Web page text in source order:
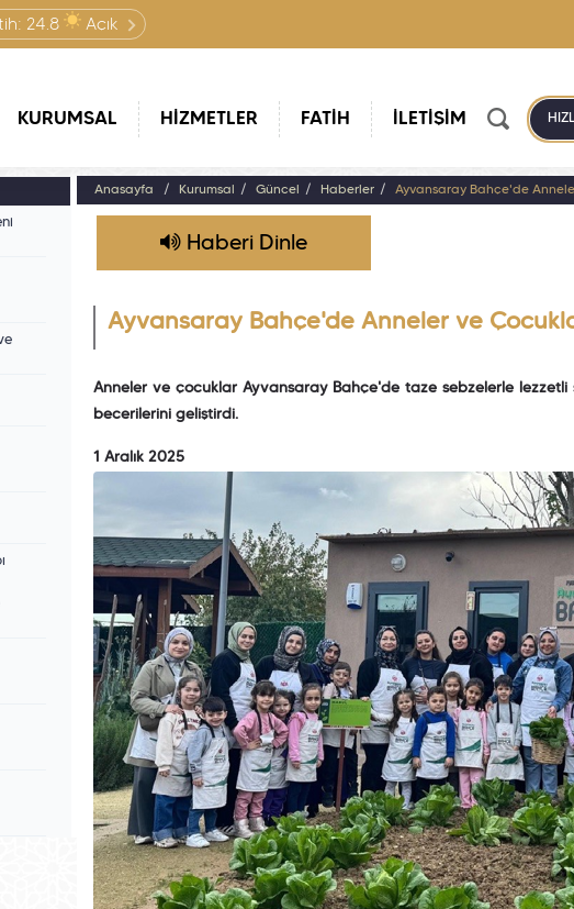
24.8 Açık
KURUMSAL HİZMETLER FATİH İLETİŞİM
Anasayfa Kurumsal Güncel Haberler Ayvansaray Bahçe'de
Haberi Dinle
Ayvansaray Bahçe'de Anneler ve
Anneler ve çocuklar Ayvansaray Bahçe'de taze sebzelerle
becerilerini geliştirdi.
1 Aralık 2025